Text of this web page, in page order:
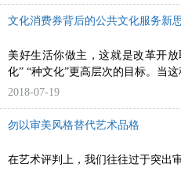
文化消费券背后的公共文化服务新
美好生活你做主，这就是改革开
化” “种文化”更高层次的目标。当
会远吗？
2018-07-19
勿以审美风格替代艺术品格
在艺术评判上，我们往往过于突出